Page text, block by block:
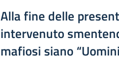
Alla fine delle
intervenuto
mafiosi siano